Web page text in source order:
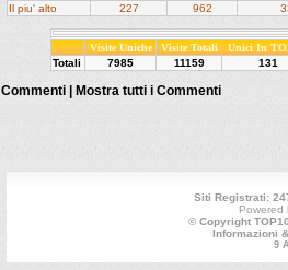
Il piu' alto
227 962
Visite Uniche Visite Totali
Unici In
Totali
7985 11159 131
Commenti | Mostra tutti i Commenti
Siti Registrati:
© Copyright
Informazioni
9